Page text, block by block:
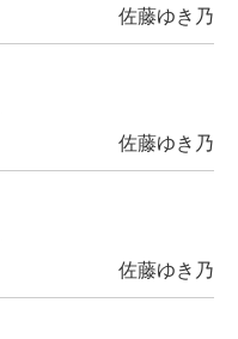
佐藤ゆき乃
佐藤ゆき乃
佐藤ゆき乃